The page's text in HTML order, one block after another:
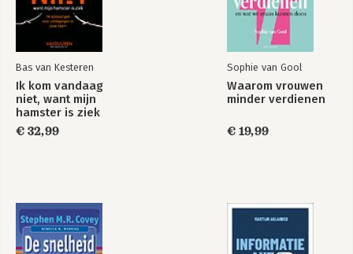
Bas van Kesteren
Ik kom vandaag
niet, want mijn
hamster is ziek
€ 32,99
Sophie van Gool
Waarom vrouwen
minder verdienen
€ 19,99